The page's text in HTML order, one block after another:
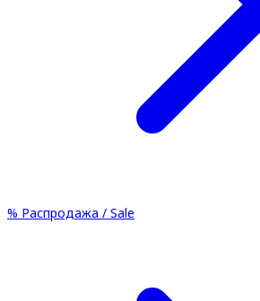
% Распродажа / Sale